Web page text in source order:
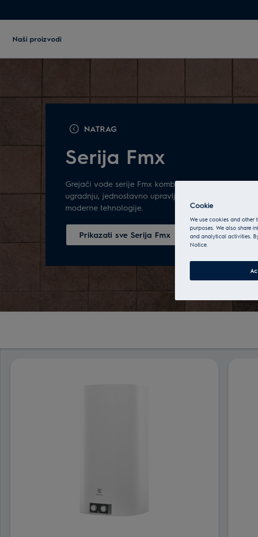
Naši proizvodi
NATRAG
Serija Fmx
Grejači vode serije Fmx kombinuju univerzalnu
ugradnju, jednostavno upravljanje, izdržljivost i
moderne tehnologije.
Prikazati sve Serija Fmx
Cookie
We use cookies and
purposes. We also share
and analytical activities.
Notice.